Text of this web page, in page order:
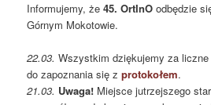
Informujemy, że45. OrtInO odbędzie
Górnym Mokotowie.
22.03.Wszystkim dziękujemy za
do zapoznania się zprotokołem.
21.03. Uwaga! Miejsce jutrzejszego